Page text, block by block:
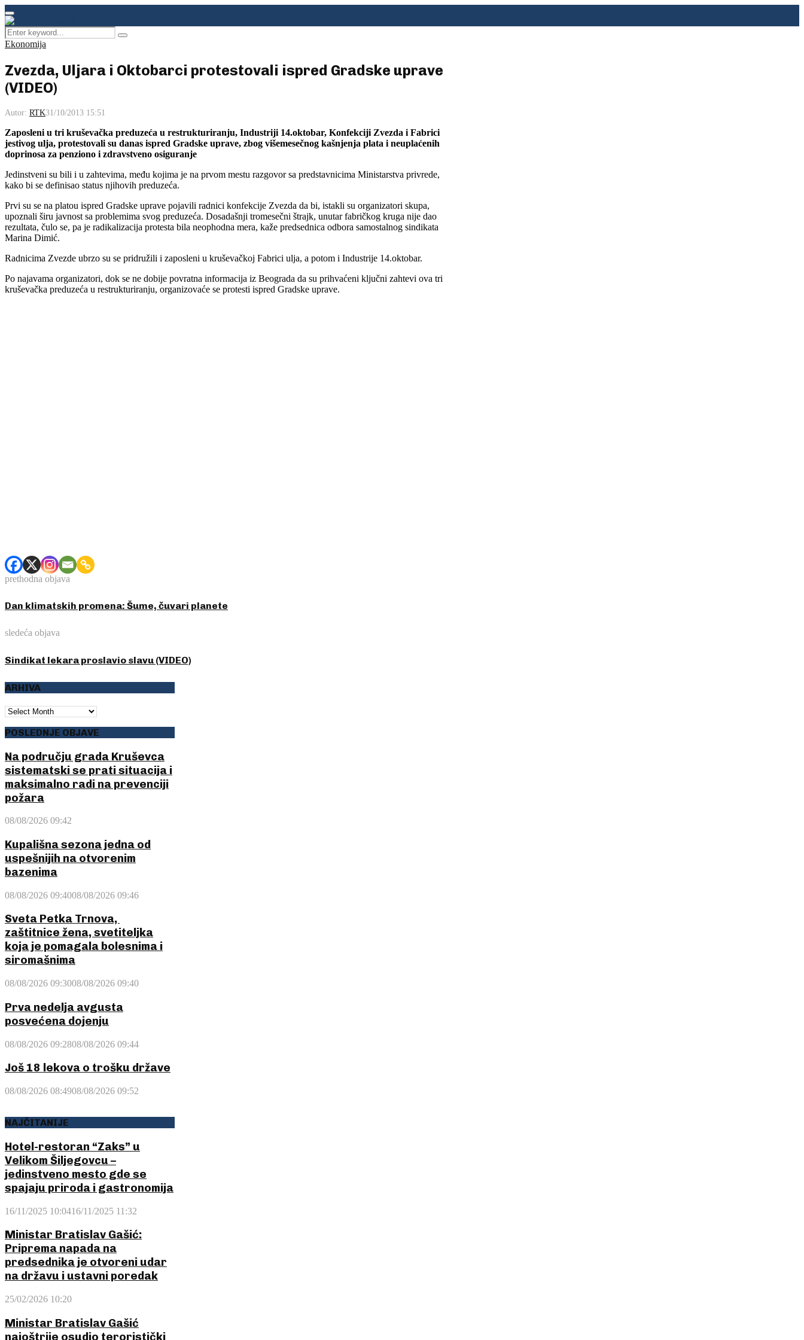
Facebook
Instagram
Youtube
Primary
Menu
Search
for:
Pretraga
Ekonomija
Zvezda, Uljara i Oktobarci protestovali ispred Gradske uprave
(VIDEO)
Autor: RTK31/10/2013 15:51
Zaposleni u tri kruševačka preduzeća u restrukturiranju, Industriji 14.oktobar, Konfekciji Zvezda i Fabrici
jestivog ulja, protestovali su danas ispred Gradske uprave, zbog višemesečnog kašnjenja plata i neuplaćenih
doprinosa za penziono i zdravstveno osiguranje
Jedinstveni su bili i u zahtevima, među kojima je na prvom mestu razgovor sa predstavnicima Ministarstva privrede,
kako bi se definisao status njihovih preduzeća.
Prvi su se na platou ispred Gradske uprave pojavili radnici konfekcije Zvezda da bi, istakli su organizatori skupa,
upoznali širu javnost sa problemima svog preduzeća. Dosadašnji tromesečni štrajk, unutar fabričkog kruga nije dao
rezultata, čulo se, pa je radikalizacija protesta bila neophodna mera, kaže predsednica odbora samostalnog sindikata
Marina Dimić.
Radnicima Zvezde ubrzo su se pridružili i zaposleni u kruševačkoj Fabrici ulja, a potom i Industrije 14.oktobar.
Po najavama organizatori, dok se ne dobije povratna informacija iz Beograda da su prihvaćeni ključni zahtevi ova tri
kruševačka preduzeća u restrukturiranju, organizovaće se protesti ispred Gradske uprave.
prethodna objava
Dan klimatskih promena: Šume, čuvari planete
sledeća objava
Sindikat lekara proslavio slavu (VIDEO)
ARHIVA
ARHIVA
POSLEDNJE OBJAVE
Na području grada Kruševca
sistematski se prati situacija i
maksimalno radi na prevenciji
požara
08/08/2026 09:42
Kupališna sezona jedna od
uspešnijih na otvorenim
bazenima
08/08/2026 09:4008/08/2026 09:46
Sveta Petka Trnova,
zaštitnice žena, svetiteljka
koja je pomagala bolesnima i
siromašnima
08/08/2026 09:3008/08/2026 09:40
Prva nedelja avgusta
posvećena dojenju
08/08/2026 09:2808/08/2026 09:44
Još 18 lekova o trošku države
08/08/2026 08:4908/08/2026 09:52
NAJČITANIJE
Hotel-restoran “Zaks” u
Velikom Šiljegovcu –
jedinstveno mesto gde se
spajaju priroda i gastronomija
16/11/2025 10:0416/11/2025 11:32
Ministar Bratislav Gašić:
Priprema napada na
predsednika je otvoreni udar
na državu i ustavni poredak
25/02/2026 10:20
Ministar Bratislav Gašić
najoštrije osudio teroristički